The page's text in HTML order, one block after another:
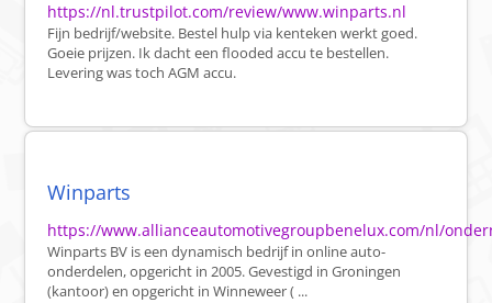
https://nl.trustpilot.com/review/www.winparts.nl
Fijn bedrijf/website. Bestel hulp via kenteken werkt goed.
Goeie prijzen. Ik dacht een flooded accu te bestellen.
Levering was toch AGM accu.
Winparts
https://www.allianceautomotivegroupbenelux.com/nl/
Winparts BV is een dynamisch bedrijf in online auto-
onderdelen, opgericht in 2005. Gevestigd in Groningen
(kantoor) en opgericht in Winneweer ( ...